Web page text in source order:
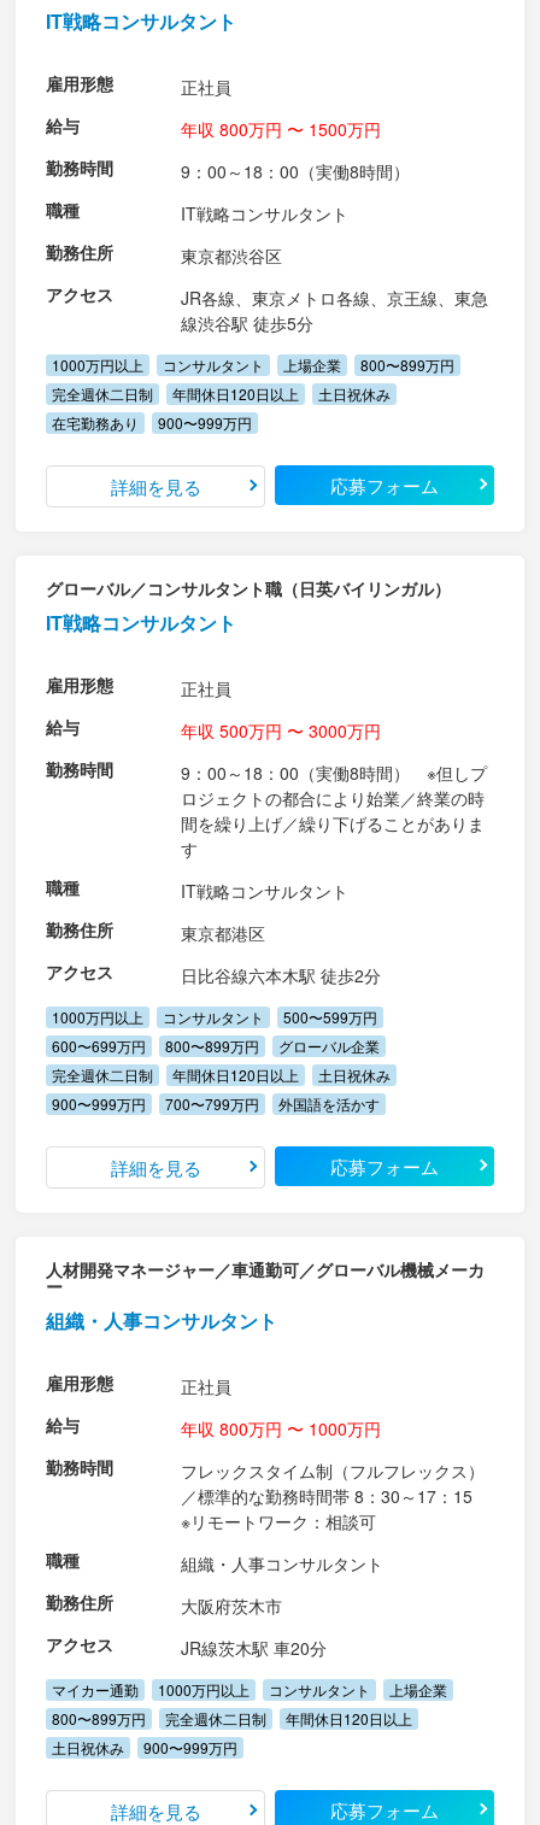
IT戦略コンサルタント
雇用形態
正社員
給与
年収 800万円 〜 1500万円
勤務時間
9：00～18：00（実働8時間）
職種
IT戦略コンサルタント
勤務住所
東京都渋谷区
アクセス
JR各線、東京メトロ各線、京王線、東急
線渋谷駅 徒歩5分
1000万円以上 コンサルタント 上場企業
800〜899万円
完全週休二日制
年間休日120日以上
土日祝休み
在宅勤務あり
900〜999万円
詳細を見る 応募フォーム
グローバル／コンサルタント職（日英バイリンガル）
IT戦略コンサルタント
雇用形態
正社員
給与
年収 500万円 〜 3000万円
勤務時間
9：00～18：00（実働8時間） ※但しプ
ロジェクトの都合により始業／終業の時
間を繰り上げ／繰り下げることがありま
す
職種
IT戦略コンサルタント
勤務住所
東京都港区
アクセス
日比谷線六本木駅 徒歩2分
1000万円以上 コンサルタント
500〜599万円
600〜699万円
800〜899万円
グローバル企業
完全週休二日制
年間休日120日以上
土日祝休み
900〜999万円
700〜799万円 外国語を活かす
詳細を見る 応募フォーム
人材開発マネージャー／車通勤可／グローバル機械メーカ
ー
組織・人事コンサルタント
雇用形態
正社員
給与
年収 800万円 〜 1000万円
勤務時間
フレックスタイム制（フルフレックス）
／標準的な勤務時間帯 8：30～17：15
※リモートワーク：相談可
職種
組織・人事コンサルタント
勤務住所
大阪府茨木市
アクセス
JR線茨木駅 車20分
マイカー通勤 1000万円以上 コンサルタント
上場企業
800〜899万円
完全週休二日制
年間休日120日以上
土日祝休み
900〜999万円
詳細を見る 応募フォーム